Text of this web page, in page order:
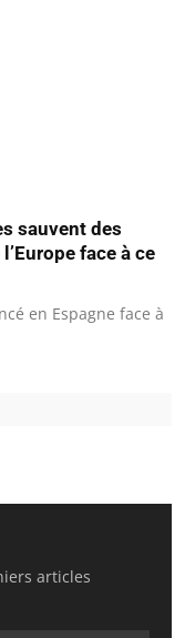
sauvent des
face à ce
en Espagne face à
articles